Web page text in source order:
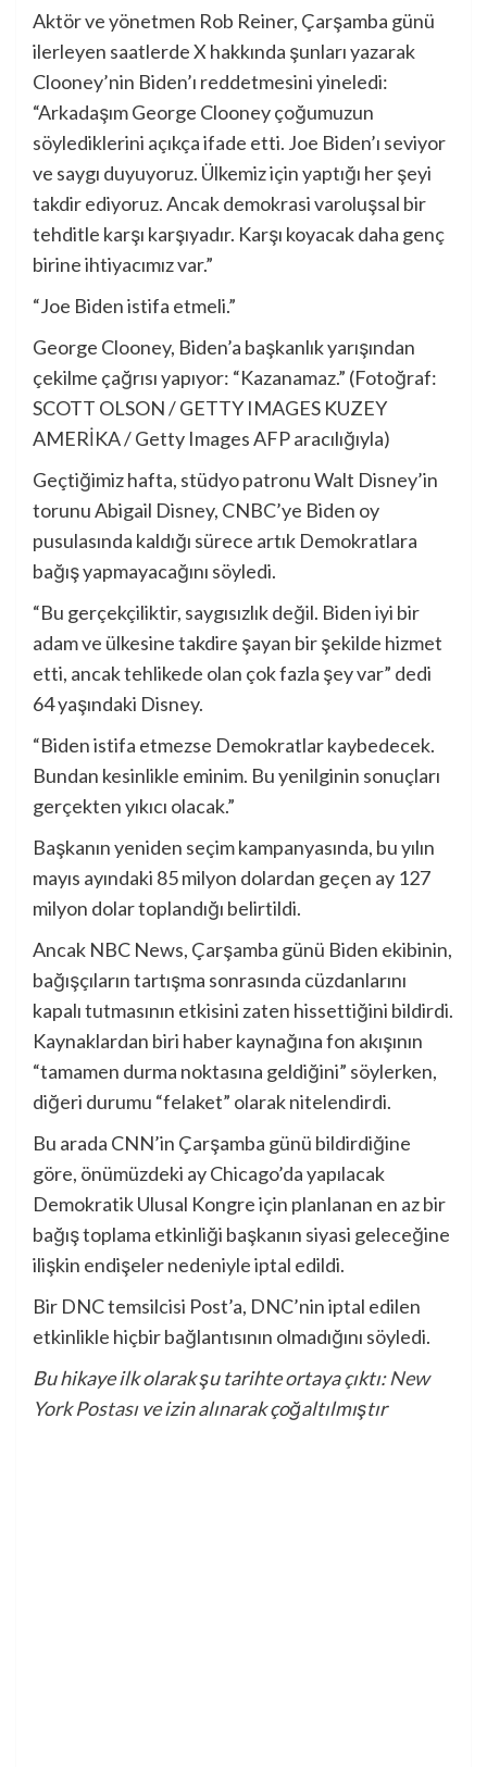
Aktör ve yönetmen Rob Reiner, Çarşamba günü
ilerleyen saatlerde X hakkında şunları yazarak
Clooney’nin Biden’ı reddetmesini yineledi:
“Arkadaşım George Clooney çoğumuzun
söylediklerini açıkça ifade etti. Joe Biden’ı seviyor
ve saygı duyuyoruz. Ülkemiz için yaptığı her şeyi
takdir ediyoruz. Ancak demokrasi varoluşsal bir
tehditle karşı karşıyadır. Karşı koyacak daha genç
birine ihtiyacımız var.”
“Joe Biden istifa etmeli.”
George Clooney, Biden’a başkanlık yarışından
çekilme çağrısı yapıyor: “Kazanamaz.” (Fotoğraf:
SCOTT OLSON / GETTY IMAGES KUZEY
AMERİKA / Getty Images AFP aracılığıyla)
Geçtiğimiz hafta, stüdyo patronu Walt Disney’in
torunu Abigail Disney, CNBC’ye Biden oy
pusulasında kaldığı sürece artık Demokratlara
bağış yapmayacağını söyledi.
“Bu gerçekçiliktir, saygısızlık değil. Biden iyi bir
adam ve ülkesine takdire şayan bir şekilde hizmet
etti, ancak tehlikede olan çok fazla şey var” dedi
64 yaşındaki Disney.
“Biden istifa etmezse Demokratlar kaybedecek.
Bundan kesinlikle eminim. Bu yenilginin sonuçları
gerçekten yıkıcı olacak.”
Başkanın yeniden seçim kampanyasında, bu yılın
mayıs ayındaki 85 milyon dolardan geçen ay 127
milyon dolar toplandığı belirtildi.
Ancak NBC News, Çarşamba günü Biden ekibinin,
bağışçıların tartışma sonrasında cüzdanlarını
kapalı tutmasının etkisini zaten hissettiğini bildirdi.
Kaynaklardan biri haber kaynağına fon akışının
“tamamen durma noktasına geldiğini” söylerken,
diğeri durumu “felaket” olarak nitelendirdi.
Bu arada CNN’in Çarşamba günü bildirdiğine
göre, önümüzdeki ay Chicago’da yapılacak
Demokratik Ulusal Kongre için planlanan en az bir
bağış toplama etkinliği başkanın siyasi geleceğine
ilişkin endişeler nedeniyle iptal edildi.
Bir DNC temsilcisi Post’a, DNC’nin iptal edilen
etkinlikle hiçbir bağlantısının olmadığını söyledi.
Bu hikaye ilk olarak şu tarihte ortaya çıktı:New
York Postasıve izin alınarak çoğaltılmıştır